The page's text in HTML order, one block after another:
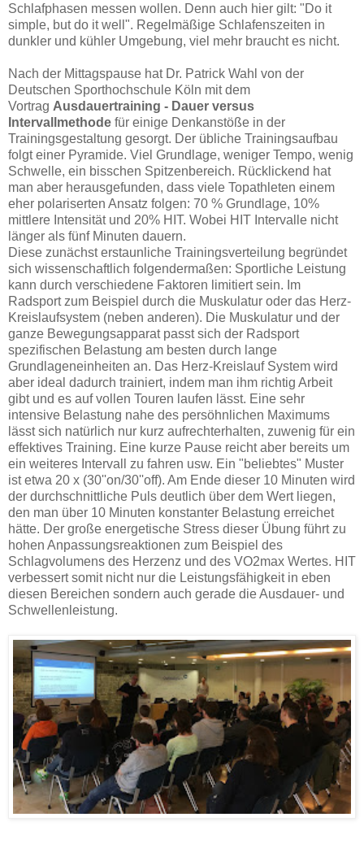
Schlafphasen messen wollen. Denn auch hier gilt: "Do it
simple, but do it well". Regelmäßige Schlafenszeiten in
dunkler und kühler Umgebung, viel mehr braucht es nicht.
Nach der Mittagspause hat Dr. Patrick Wahl von der
Deutschen Sporthochschule Köln mit dem
Vortrag Ausdauertraining - Dauer versus
Intervallmethode für einige Denkanstöße in der
Trainingsgestaltung gesorgt. Der übliche Trainingsaufbau
folgt einer Pyramide. Viel Grundlage, weniger Tempo, wenig
Schwelle, ein bisschen Spitzenbereich. Rücklickend hat
man aber herausgefunden, dass viele Topathleten einem
eher polariserten Ansatz folgen: 70 % Grundlage, 10%
mittlere Intensität und 20% HIT. Wobei HIT Intervalle nicht
länger als fünf Minuten dauern.
Diese zunächst erstaunliche Trainingsverteilung begründet
sich wissenschaftlich folgendermaßen: Sportliche Leistung
kann durch verschiedene Faktoren limitiert sein. Im
Radsport zum Beispiel durch die Muskulatur oder das Herz-
Kreislaufsystem (neben anderen). Die Muskulatur und der
ganze Bewegungsapparat passt sich der Radsport
spezifischen Belastung am besten durch lange
Grundlageneinheiten an. Das Herz-Kreislauf System wird
aber ideal dadurch trainiert, indem man ihm richtig Arbeit
gibt und es auf vollen Touren laufen lässt. Eine sehr
intensive Belastung nahe des persöhnlichen Maximums
lässt sich natürlich nur kurz aufrechterhalten, zuwenig für ein
effektives Training. Eine kurze Pause reicht aber bereits um
ein weiteres Intervall zu fahren usw. Ein "beliebtes" Muster
ist etwa 20 x (30''on/30''off). Am Ende dieser 10 Minuten wird
der durchschnittliche Puls deutlich über dem Wert liegen,
den man über 10 Minuten konstanter Belastung erreichet
hätte. Der große energetische Stress dieser Übung führt zu
hohen Anpassungsreaktionen zum Beispiel des
Schlagvolumens des Herzenz und des VO2max Wertes. HIT
verbessert somit nicht nur die Leistungsfähigkeit in eben
diesen Bereichen sondern auch gerade die Ausdauer- und
Schwellenleistung.